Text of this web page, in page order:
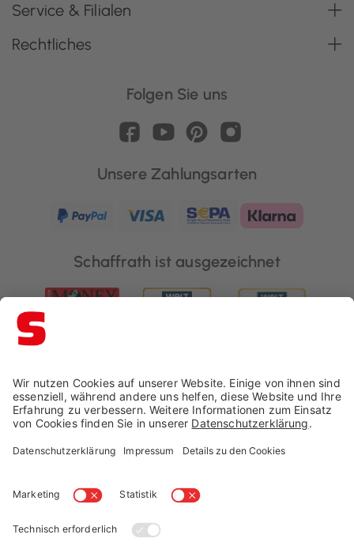
Service & Filialen
Rechtliches
Folgen Sie uns
Unsere Zahlungsarten
Schaffrath ist ausgezeichnet